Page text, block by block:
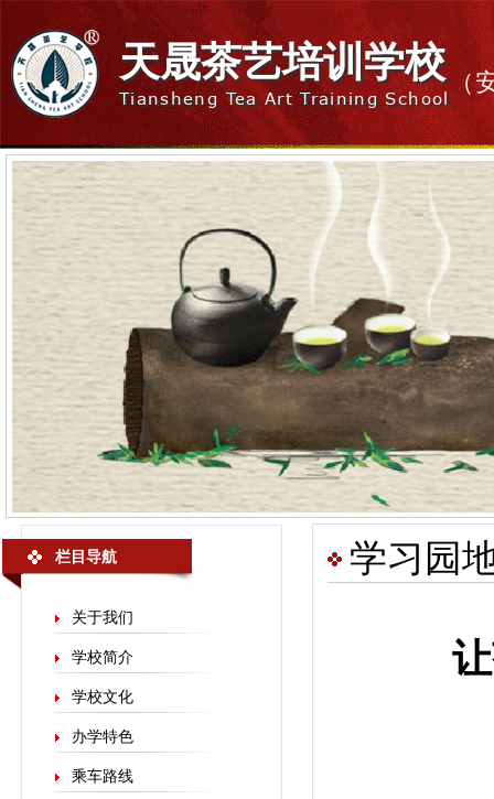
天晟茶艺培训学校
Tiansheng Tea Art Training School
（
栏目导航
关于我们
学校简介
学校文化
办学特色
乘车路线
学习园